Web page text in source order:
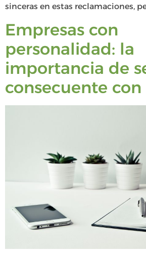
sinceras en estas reclamaciones,
Empresas con
personalidad: la
importancia de
consecuente